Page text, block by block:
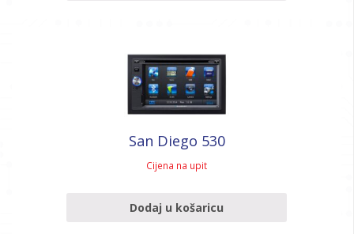
San Diego 530
Cijena na upit
Dodaj u košaricu